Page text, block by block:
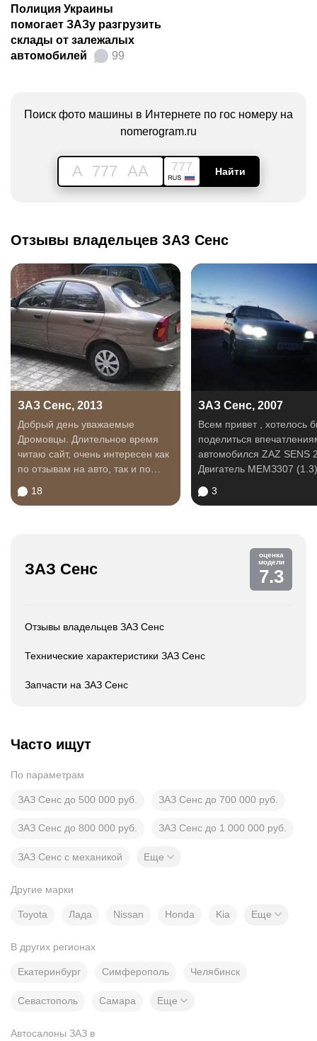
Полиция Украины
помогает ЗАЗу разгрузить
склады от залежалых
автомобилей
99
Поиск фото машины в Интернете по гос номеру на
nomerogram.ru
A 777 AA 777 Найти
Отзывы владельцев ЗАЗ Сенс
ЗАЗ Сенс, 2013
Добрый день уважаемые
Дромовцы. Длительное время
читаю сайт, очень интересен как
по отзывам на авто, так и по
путешествиям...
18
ЗАЗ Сенс, 2007
Всем привет , хотелось
поделиться
автомобился ZAZ SENS
Двигатель МЕМЗ307 (1.3)
Приобрел автомобиль
3
ЗАЗ Сенс
оценка
модели
7.3
Отзывы владельцев ЗАЗ Сенс
Технические характеристики ЗАЗ Сенс
Запчасти на ЗАЗ Сенс
Часто ищут
По параметрам
ЗАЗ Сенс до 500 000 руб. ЗАЗ Сенс до 700 000 руб.
ЗАЗ Сенс до 800 000 руб. ЗАЗ Сенс до 1 000 000 руб.
ЗАЗ Сенс с механикой Еще
Другие марки
Toyota Лада Nissan Honda Kia Еще
В других регионах
Екатеринбург Симферополь Челябинск
Севастополь Самара Еще
Автосалоны ЗАЗ в